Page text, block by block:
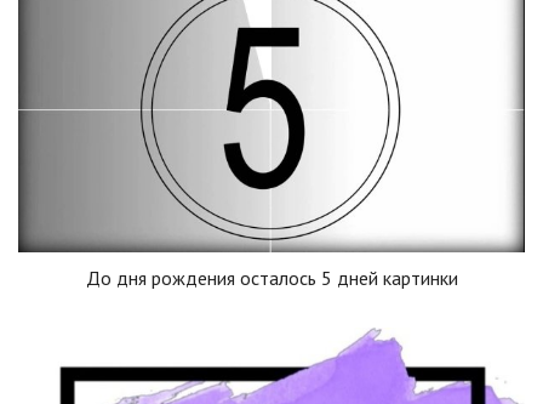
До дня рождения осталось 5 дней картинки